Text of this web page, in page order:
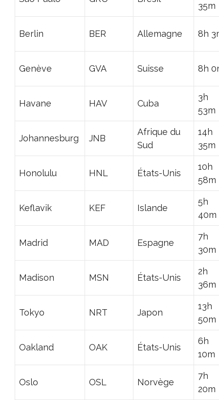
35m
Berlin BER Allemagne 8h
Genève GVA Suisse 8h
Havane HAV Cuba
3h
53m
Johannesburg JNB
Afrique du
Sud
14h
35m
Honolulu HNL États-Unis
10h
58m
Keflavik KEF Islande
5h
40m
Madrid MAD Espagne
7h
30m
Madison MSN États-Unis
2h
36m
Tokyo NRT Japon
13h
50m
Oakland OAK États-Unis
6h
10m
Oslo OSL Norvège
7h
20m